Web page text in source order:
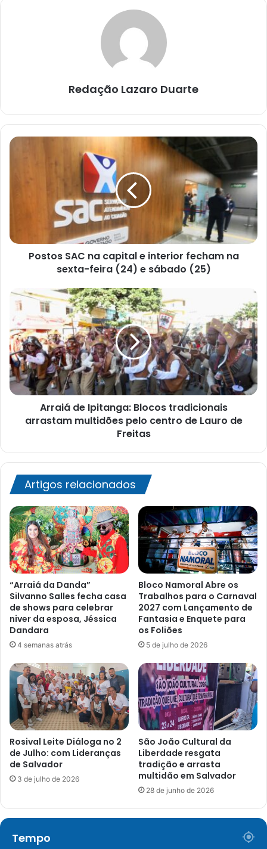
Redação Lazaro Duarte
Postos
capital
sexta-
sábado
(25)
Postos SAC na capital e interior fecham na
sexta-feira (24) e sábado (25)
Arraiá
de
Ipitanga:
Blocos
tradicionais
arrastam
multidões
pelo
centro
Lauro
Arraiá de Ipitanga: Blocos tradicionais
arrastam multidões pelo centro de Lauro de
Freitas
Artigos relacionados
“Arraiá da Danda”
Silvanno Salles fecha casa
de shows para celebrar
niver da esposa, Jéssica
Dandara
4 semanas atrás
Bloco Namoral Abre os
Trabalhos para o Carnaval
2027 com Lançamento de
Fantasia e Enquete para
os Foliões
5 de julho de 2026
Rosival Leite Diáloga no 2
de Julho: com Lideranças
de Salvador
3 de julho de 2026
São João Cultural da
Liberdade resgata
tradição e arrasta
multidão em Salvador
28 de junho de 2026
Tempo